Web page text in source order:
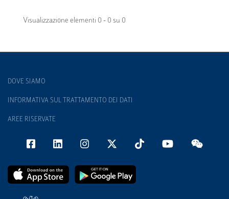
Visualizzazione elementi 0 - 0 su 0
DOVE SIAMO
INFORMATIVA SUL TRATTAMENTO DEI DATI
AREE RISERVATE